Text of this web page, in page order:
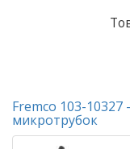
Fremco 103-
микротрубок